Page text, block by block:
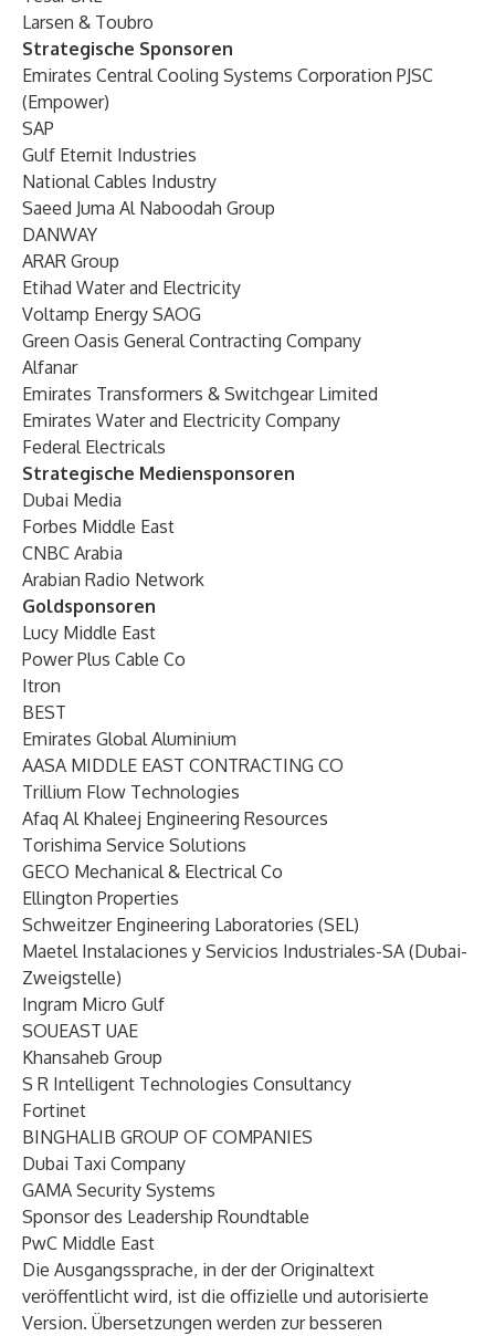
Larsen & Toubro
Strategische Sponsoren
Emirates Central Cooling Systems Corporation PJSC
(Empower)
SAP
Gulf Eternit Industries
National Cables Industry
Saeed Juma Al Naboodah Group
DANWAY
ARAR Group
Etihad Water and Electricity
Voltamp Energy SAOG
Green Oasis General Contracting Company
Alfanar
Emirates Transformers & Switchgear Limited
Emirates Water and Electricity Company
Federal Electricals
Strategische Mediensponsoren
Dubai Media
Forbes Middle East
CNBC Arabia
Arabian Radio Network
Goldsponsoren
Lucy Middle East
Power Plus Cable Co
Itron
BEST
Emirates Global Aluminium
AASA MIDDLE EAST CONTRACTING CO
Trillium Flow Technologies
Afaq Al Khaleej Engineering Resources
Torishima Service Solutions
GECO Mechanical & Electrical Co
Ellington Properties
Schweitzer Engineering Laboratories (SEL)
Maetel Instalaciones y Servicios Industriales-SA (Dubai-
Zweigstelle)
Ingram Micro Gulf
SOUEAST UAE
Khansaheb Group
S R Intelligent Technologies Consultancy
Fortinet
BINGHALIB GROUP OF COMPANIES
Dubai Taxi Company
GAMA Security Systems
Sponsor des Leadership Roundtable
PwC Middle East
Die Ausgangssprache, in der der Originaltext
veröffentlicht wird, ist die offizielle und autorisierte
Version. Übersetzungen werden zur besseren